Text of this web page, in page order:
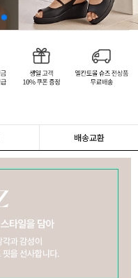
배송교환